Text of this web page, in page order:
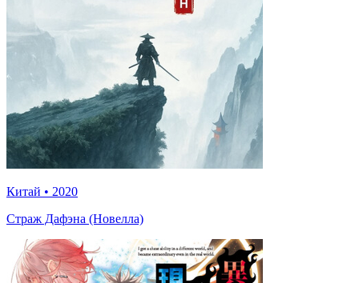
Китай • 2020
Страж Дафэна (Новелла)